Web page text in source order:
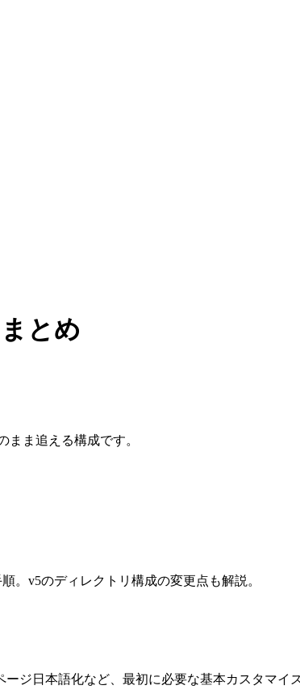
とめ
ま追える構成です。
。v5のディレクトリ構成の変更点も解説。
ジ日本語化など、最初に必要な基本カスタマイ